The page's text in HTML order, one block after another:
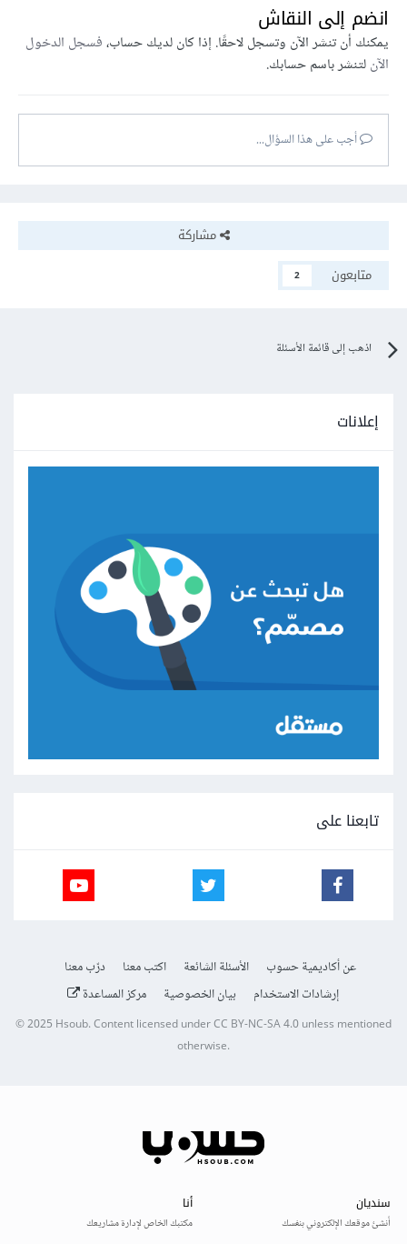
انضم إلى النقاش
يمكنك أن تنشر الآن وتسجل لاحقًا. إذا كان لديك حساب،فسجل الدخول
الآنلتنشر باسم حسابك.
أجب على هذا السؤال...
مشاركة
متابعون
2
اذهب إلى قائمة الأسئلة
إعلانات
تابعنا على
عن أكاديمية حسوب الأسئلة الشائعة اكتب معنا
درّب معنا
إرشادات الاستخدام
بيان الخصوصية مركز المساعدة
© 2025Hsoub.Content licensed underCC BY-NC-SA 4.0unless mentioned
otherwise.